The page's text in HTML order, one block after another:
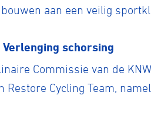
aan een veilig
schorsing
Commissie van de
Cycling Team,